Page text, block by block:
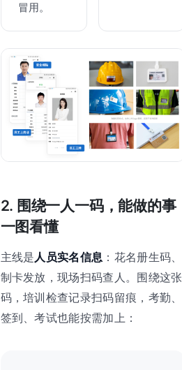
冒用。
2. 围绕一人一码，能做的事
一图看懂
主线是 人员实名信息 ：花名册生码、
制卡发放，现场扫码查人。围绕这张
码，培训检查记录扫码留痕，考勤、
签到、考试也能按需加上：